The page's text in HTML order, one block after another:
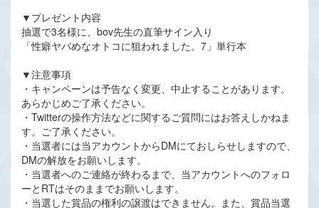
▼プレゼント内容
抽選で3名様に、bov先生の直筆サイン入り
「性癖ヤバめなオトコに狙われました。7」単行本
▼注意事項
・キャンペーンは予告なく変更、中止することがあります。
あらかじめご了承ください。
・Twitterの操作方法などに関するご質問にはお答えしかねま
す。ご了承ください。
・当選者には当アカウントからDMにておしらせしますので、
DMの解放をお願いします。
・当選者へのご連絡が終わるまで、当アカウントへのフォロ
ーとRTはそのままでお願いします。
・当選した賞品の権利の譲渡はできません。また、賞品当選